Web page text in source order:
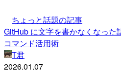
ちょっと話題の記事
GitHub に文字を書かなくなった
コマンド活用術
T君
2026.01.07